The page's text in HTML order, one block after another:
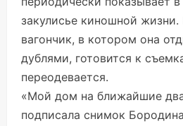
закулисье киношной
вагончик, в котором она
дублями, готовится к
переодевается.
«Мой дом на ближайшие
подписала снимок